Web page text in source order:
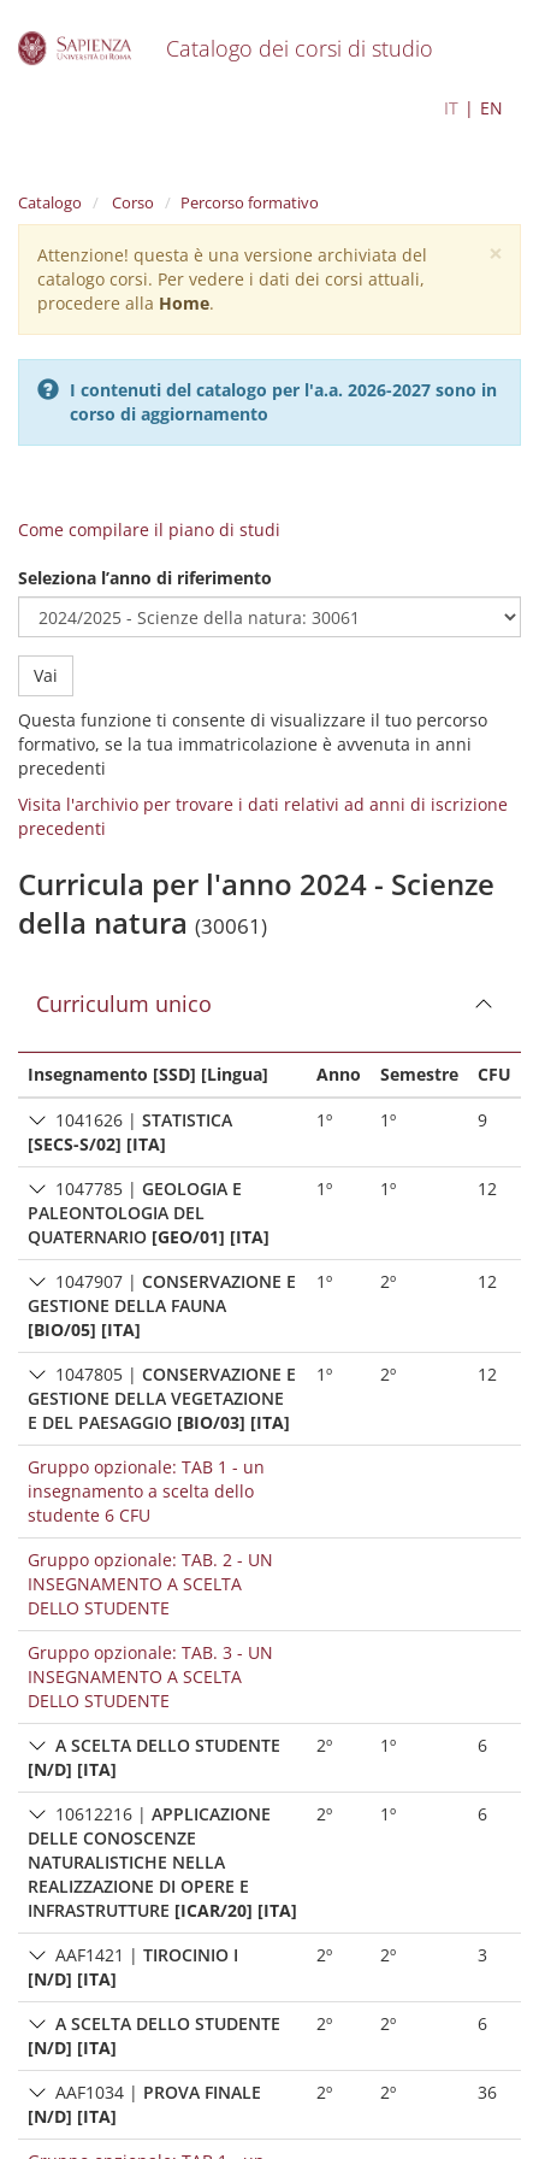
Catalogo dei corsi di studio
IT EN
Catalogo Corso Percorso formativo
×
Warning
message
Attenzione! questa è una versione archiviata del
catalogo corsi. Per vedere i dati dei corsi attuali,
procedere alla Home.
I contenuti del catalogo per l'a.a. 2026-2027 sono in
corso di aggiornamento
Come compilare il piano di studi
Seleziona l’anno di riferimento
Vai
Questa funzione ti consente di visualizzare il tuo percorso
formativo, se la tua immatricolazione è avvenuta in anni
precedenti
Visita l'archivio per trovare i dati relativi ad anni di iscrizione
precedenti
Curricula per l'anno 2024 - Scienze
della natura (30061)
Curriculum unico
Insegnamento [SSD] [Lingua] Anno Semestre
CFU
1041626 | STATISTICA
[SECS-S/02] [ITA]
1º 1º 9
1047785 | GEOLOGIA E
PALEONTOLOGIA DEL
QUATERNARIO [GEO/01] [ITA]
1º 1º 12
1047907 | CONSERVAZIONE E
GESTIONE DELLA FAUNA
[BIO/05] [ITA]
1º 2º 12
1047805 | CONSERVAZIONE E
GESTIONE DELLA VEGETAZIONE
E DEL PAESAGGIO [BIO/03] [ITA]
1º 2º 12
Gruppo opzionale: TAB 1 - un
insegnamento a scelta dello
studente 6 CFU
Gruppo opzionale: TAB. 2 - UN
INSEGNAMENTO A SCELTA
DELLO STUDENTE
Gruppo opzionale: TAB. 3 - UN
INSEGNAMENTO A SCELTA
DELLO STUDENTE
A SCELTA DELLO STUDENTE
[N/D] [ITA]
2º 1º 6
10612216 | APPLICAZIONE
DELLE CONOSCENZE
NATURALISTICHE NELLA
REALIZZAZIONE DI OPERE E
INFRASTRUTTURE [ICAR/20] [ITA]
2º 1º 6
AAF1421 | TIROCINIO I
[N/D] [ITA]
2º 2º 3
A SCELTA DELLO STUDENTE
[N/D] [ITA]
2º 2º 6
AAF1034 | PROVA FINALE
[N/D] [ITA]
2º 2º 36